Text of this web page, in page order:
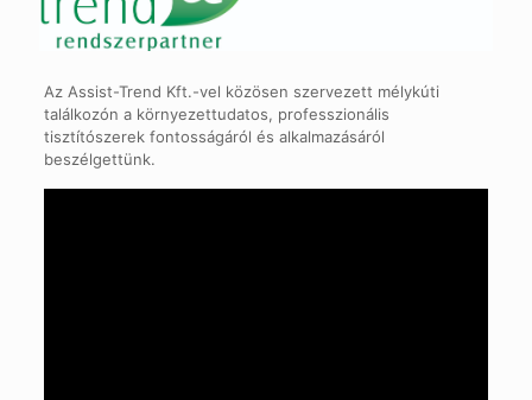
Az Assist-Trend Kft.-vel közösen szervezett mélykúti
találkozón a környezettudatos, professzionális
tisztítószerek fontosságáról és alkalmazásáról
beszélgettünk.